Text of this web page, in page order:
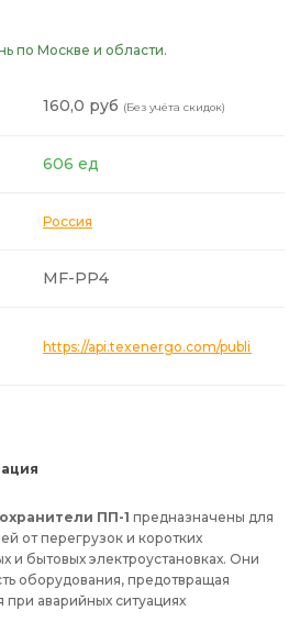
по Москве и области.
160,0 руб (Без учёта скидок)
606 ед
Россия
MF-PP4
https://api.texenergo.com/public/
ПП-1 предназначены для
от перегрузок и коротких
бытовых электроустановках. Они
оборудования, предотвращая
аварийных ситуациях